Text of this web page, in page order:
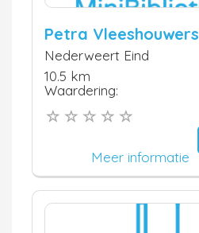
Petra Vleeshouwers
Nederweert Eind
10.5 km
Waardering:
Meer informatie